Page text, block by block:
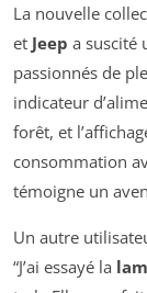
La nouvelle
et Jeep a suscité
passionnés de
indicateur
forêt, et
consommation
témoigne un
Un autre
“J’ai essayé la